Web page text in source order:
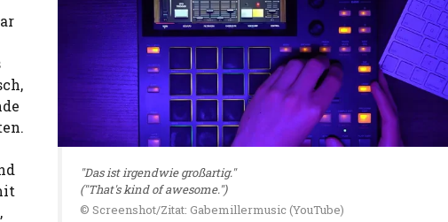
"Das ist irgendwie großartig."
("That's kind of awesome.")
© Screenshot/Zitat: Gabemillermusic (YouTube)